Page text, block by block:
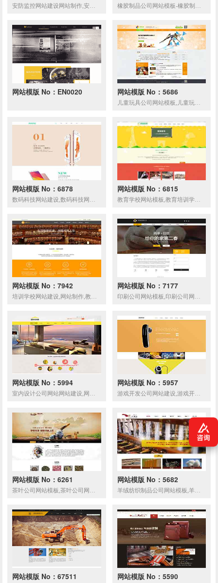
网站模版 No：EN0020 网站模版 No：5686
儿童玩具公司网站模板,儿童玩具公司网页模板,响应式模板,网站制作,网站建设
网站模版 No：6878 网站模版 No：6815
教育学校网站模板,教育培训学校网站建设,网站制作,教育培训学校响应式网页模板
网站模版 No：7942 网站模版 No：7177
网站模版 No：5994 网站模版 No：5957
游戏开发公司网站建设,游戏开发公司网站制作
网站模版 No：6261 网站模版 No：5682
网站模版 No：67511 网站模版 No：5590